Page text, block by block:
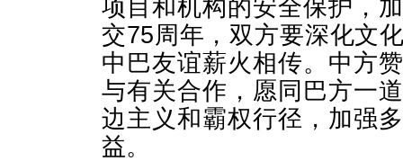
项目和机构的安全保护，
交75周年，双方要深化文
中巴友谊薪火相传。中方
与有关合作，愿同巴方一
边主义和霸权行径，加强
益。